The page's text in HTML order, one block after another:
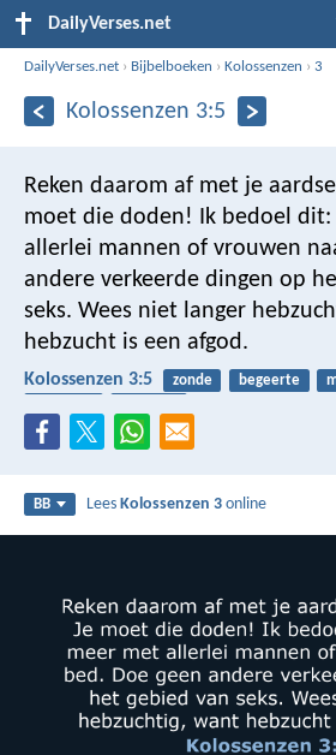
DailyVerses.net
DailyVerses.net › Bijbelboeken ›Kolossenzen ›3
Kolossenzen 3:5
Reken daarom af met je
moet die doden! Ik bedoel
allerlei mannen of vrouwen
andere verkeerde dingen op
seks. Wees niet langer
hebzucht is een afgod.
Kolossenzen 3:5 zonde begeerte
BB LeesKolossenzen 3 online